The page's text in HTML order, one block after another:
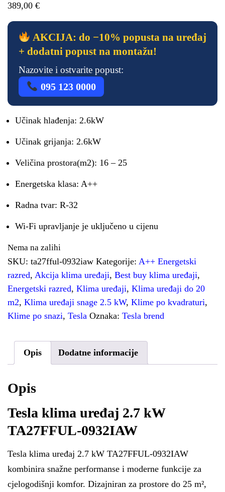
389,00 €
AKCIJA: do −10% popusta na uređaj
+ dodatni popust na montažu!
Nazovite i ostvarite popust:
095 123 0000
Učinak hlađenja: 2.6kW
Učinak grijanja: 2.6kW
Veličina prostora(m2): 16 – 25
Energetska klasa: A++
Radna tvar: R-32
Wi-Fi upravljanje je uključeno u cijenu
Nema na zalihi
SKU: ta27fful-0932iaw Kategorije: A++ Energetski
razred, Akcija klima uređaji, Best buy klima uređaji,
Energetski razred, Klima uređaji, Klima uređaji do 20
m2, Klima uređaji snage 2.5 kW, Klime po kvadraturi,
Klime po snazi, Tesla Oznaka: Tesla brend
Opis Dodatne informacije
Opis
Tesla klima uređaj 2.7 kW
TA27FFUL-0932IAW
Tesla klima uređaj 2.7 kW TA27FFUL-0932IAW
kombinira snažne performanse i moderne funkcije za
cjelogodišnji komfor. Dizajniran za prostore do 25 m²,